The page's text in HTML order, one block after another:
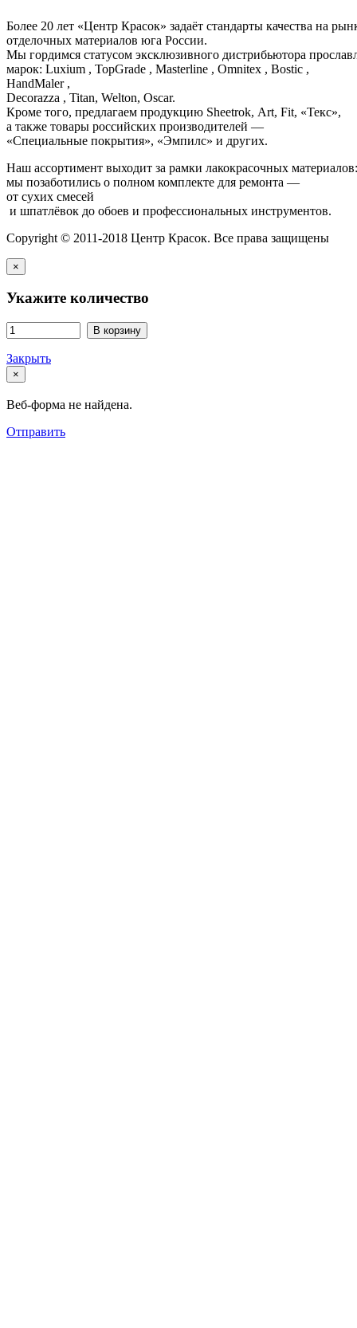
Более 20 лет «Центр Красок» задаёт стандарты качества на
отделочных материалов юга России.
Мы гордимся статусом эксклюзивного дистрибьютора
марок: Luxium , TopGrade , Masterline , Omnitex , Bostic ,
HandMaler ,
Decorazza , Titan, Welton, Oscar.
Кроме того, предлагаем продукцию Sheetrok, Art, Fit, «Текс»,
а также товары российских производителей —
«Специальные покрытия», «Эмпилс» и других.
Наш ассортимент выходит за рамки лакокрасочных
мы позаботились о полном комплекте для ремонта —
от сухих смесей
и шпатлёвок до обоев и профессиональных инструментов.
Copyright © 2011-2018 Центр Красок. Все права защищены
×
Укажите количество
В корзину
Закрыть
×
Веб-форма не найдена.
Отправить